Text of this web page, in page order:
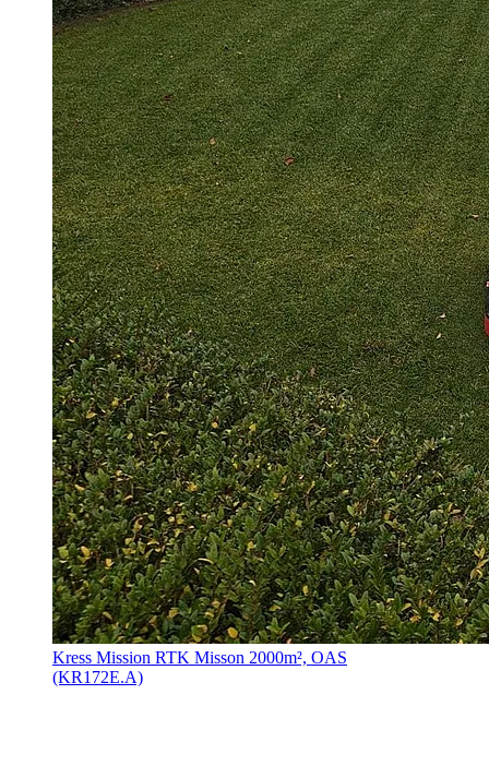
Kress Mission RTK Misson 2000m², OAS
(KR172E.A)